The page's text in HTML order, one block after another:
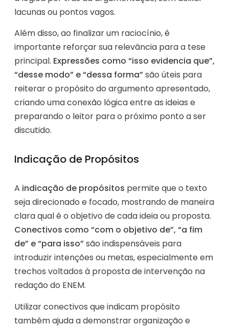
lacunas ou pontos vagos.
Além disso, ao finalizar um raciocínio, é
importante reforçar sua relevância para a tese
principal. Expressões como “isso evidencia que”,
“desse modo” e “dessa forma”são úteis para
reiterar o propósito do argumento apresentado,
criando uma conexão lógica entre as ideias e
preparando o leitor para o próximo ponto a ser
discutido.
Indicação de Propósitos
A indicação de propósitos permite que o texto
seja direcionado e focado, mostrando de maneira
clara qual é o objetivo de cada ideia ou proposta.
Conectivos como “com o objetivo de”, “a fim
de” e “para isso”são indispensáveis para
introduzir intenções ou metas, especialmente em
trechos voltados à proposta de intervenção na
redação do ENEM.
Utilizar conectivos que indicam propósito
também ajuda a demonstrar organização e